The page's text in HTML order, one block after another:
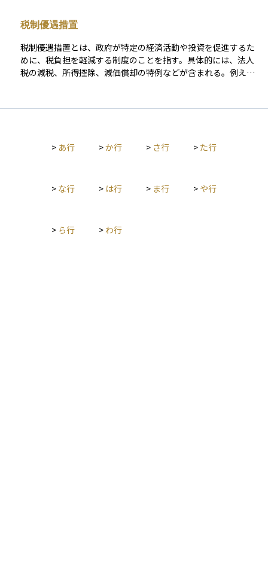
には一定の条件や手続きが必要ですが、制度を正しく活用する
ことで、家計の負担を軽減することが可能になります。特に資
産運用や不動産投資などでも活用される重要な税制上の仕組み
です。
税制優遇措置
税制優遇措置とは、政府が特定の経済活動や投資を促進するた
めに、税負担を軽減する制度のことを指す。具体的には、法人
税の減税、所得控除、減価償却の特例などが含まれる。例え
担を抑えつつ、事業成長や投資の拡大を図ることができる。政
> あ行 >か行 > さ行 > た行
> な行 > は行 > ま行 > や行
> ら行 > わ行